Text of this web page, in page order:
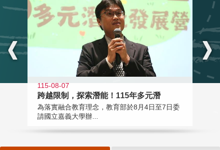
115-08-07
跨越限制，探索潛能！115年多元潛
為落實融合教育理念，教育部於8月4日至7日委
請國立嘉義大學辦...